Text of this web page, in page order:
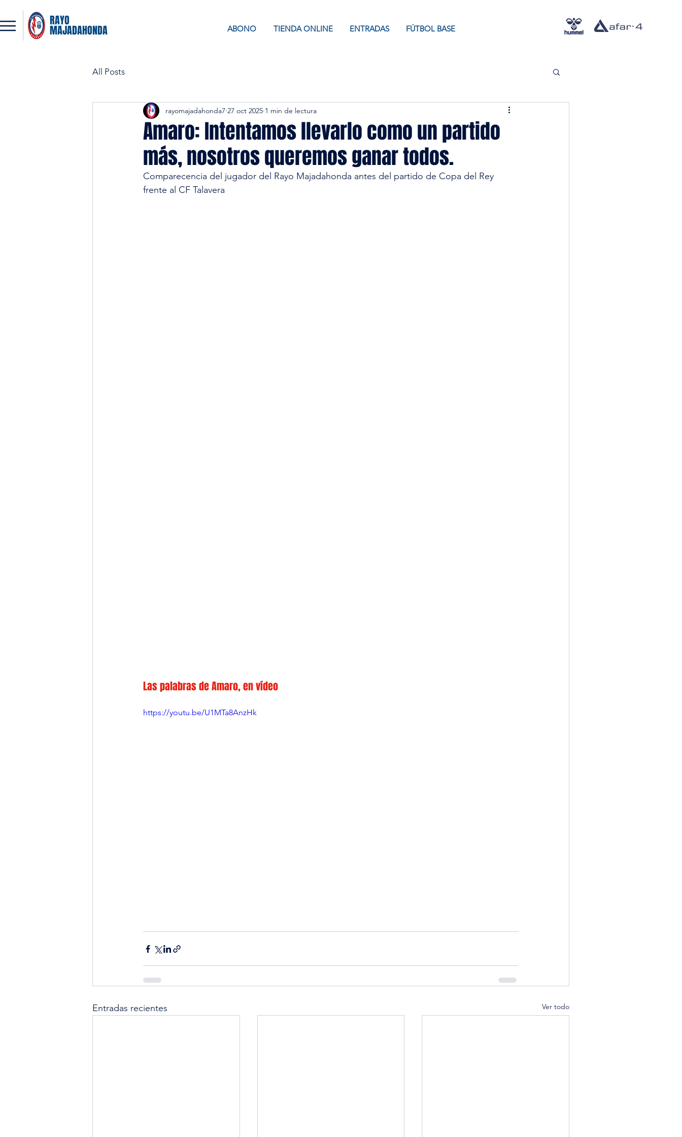
ABONO TIENDA ONLINE ENTRADAS FÚTBOL BASE
RAYO
MAJADAHONDA
All Posts
Amaro: Intentamos llevarlo como un partido
más, nosotros queremos ganar todos.
rayomajadahonda7 27 oct 2025 1 min de lectura
Comparecencia del jugador del Rayo Majadahonda antes del partido de Copa del Rey
frente al CF Talavera
Las palabras de Amaro, en vídeo
https://youtu.be/U1MTa8AnzHk
Entradas recientes Ver todo